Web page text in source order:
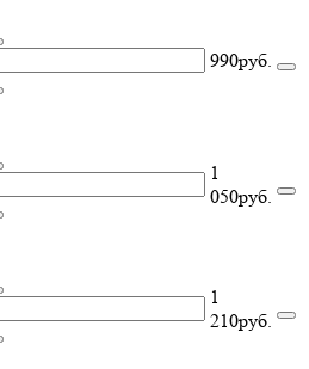
990руб.
1
050руб.
1
210руб.